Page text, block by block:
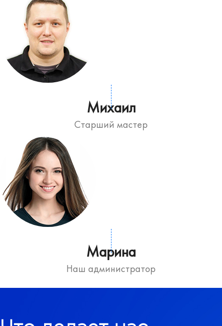
Михаил
Старший мастер
Марина
Наш администратор